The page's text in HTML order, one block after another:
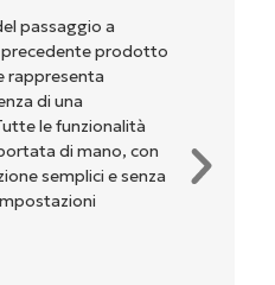
"NinjaOne è incredibilmente facile
perché unisce un’interfaccia
potenti funzionalità di back-end.
configurazione e la gestione
dell'interfaccia non sono affatto
complicate. Tutte le opzioni e gli
sono indicati chiaramente e sono
l'interfaccia è davvero facile da